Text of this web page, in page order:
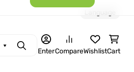
SearchEnterCompareWishlistCart